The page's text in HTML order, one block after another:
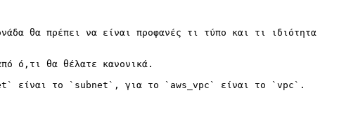
θα πρέπει να είναι προφανές τι τύπο και τι ιδιότητα
ό,τι θα θέλατε κανονικά.